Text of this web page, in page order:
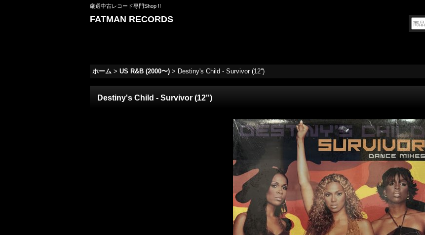
厳選中古レコード専門Shop !!
FATMAN RECORDS
ホーム > US R&B (2000〜) > Destiny's Child - Survivor (12'')
Destiny's Child - Survivor (12'')